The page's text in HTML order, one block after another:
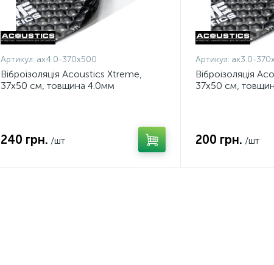
Артикул: ax4.0-370x500
Віброізоляція Acoustics Xtreme,
37x50 см, товщина 4.0мм
240 грн. /шт
Артикул: ax3.0-
Віброізоляція
37x50 см,
200 грн. /шт